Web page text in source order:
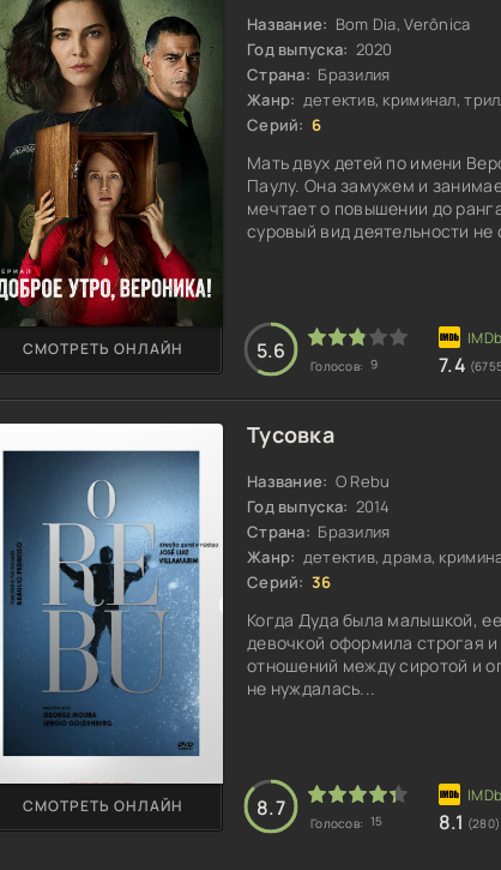
Название: Bom Dia, Verônica
Год выпуска: 2020
Страна: Бразилия
Жанр: детектив, криминал,
Серий: 6
Мать двух детей по имени
Паулу. Она замужем и
мечтает о повышении до
суровый вид деятельности
СМОТРЕТЬ ОНЛАЙН 5.6
Голосов: 9 7.4
Тусовка
Название: O Rebu
Год выпуска: 2014
Страна: Бразилия
Жанр: детектив, драма,
Серий: 36
Когда Дуда была малышкой,
девочкой оформила строгая
отношений между сиротой и
не нуждалась...
СМОТРЕТЬ ОНЛАЙН 8.7
Голосов: 15 8.1 (280)